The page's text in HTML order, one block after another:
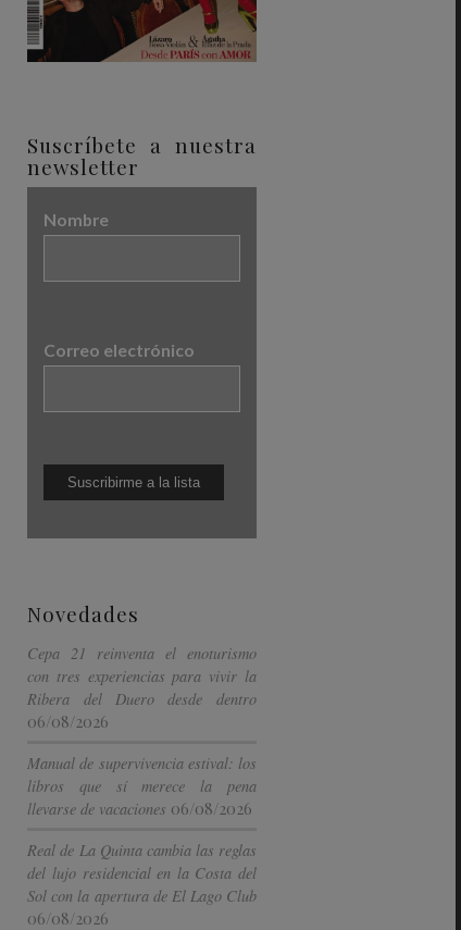
Suscríbete a nuestra
newsletter
Nombre
Correo electrónico
Novedades
Cepa 21 reinventa el enoturismo
con tres experiencias para vivir la
Ribera del Duero desde dentro
06/08/2026
Manual de supervivencia estival: los
libros que sí merece la pena
llevarse de vacaciones 06/08/2026
Real de La Quinta cambia las reglas
del lujo residencial en la Costa del
Sol con la apertura de El Lago Club
06/08/2026